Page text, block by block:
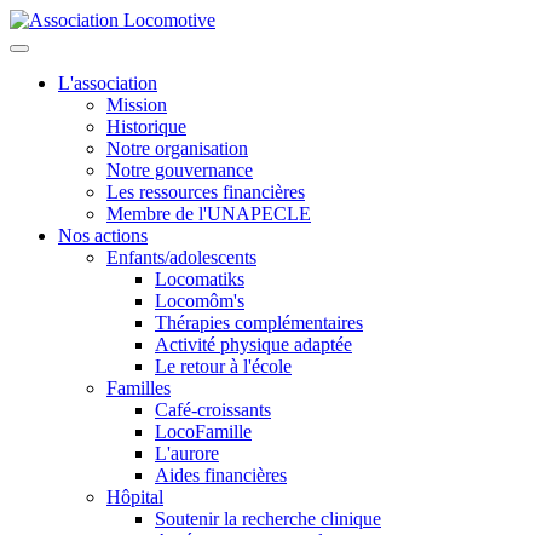
L'association
Mission
Historique
Notre organisation
Notre gouvernance
Les ressources financières
Membre de l'UNAPECLE
Nos actions
Enfants/adolescents
Locomatiks
Locomôm's
Thérapies complémentaires
Activité physique adaptée
Le retour à l'école
Familles
Café-croissants
LocoFamille
L'aurore
Aides financières
Hôpital
Soutenir la recherche clinique